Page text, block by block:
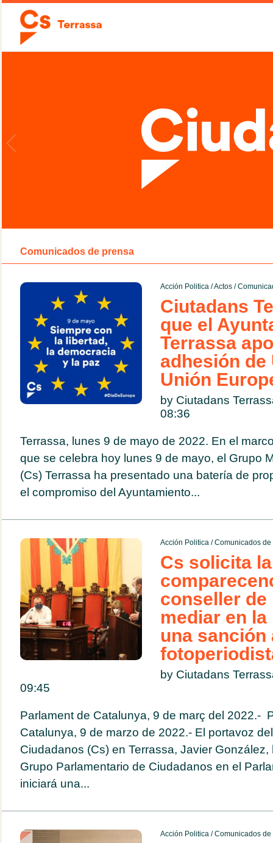
Comunicados de prensa
Acción Politica/Actos/
Ciutadans
que el
Terrassa
adhesión de
Unión
by Ciutadans
08:36
Terrassa, lunes 9 de mayo de 2022. En el
que se celebra hoy lunes 9 de mayo, el Grupo
(Cs) Terrassa ha presentado una batería de
el compromiso del Ayuntamiento...
Acción Politica/Comunicados de
Cs solicita la
conseller
mediar en
una sanción
by Ciutadans
09:45
Parlament de Catalunya, 9 de març del 2022.-
Catalunya, 9 de marzo de 2022.- El portavoz
Ciudadanos (Cs) en Terrassa, Javier González,
Grupo Parlamentario de Ciudadanos en el
iniciará una...
Acción Politica/Comunicados de